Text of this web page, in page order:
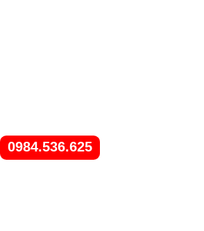
0984.536.625